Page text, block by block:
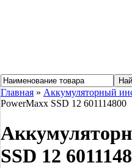
Главная » Аккумуляторный
PowerMaxx SSD 12 601114800
SSD 12